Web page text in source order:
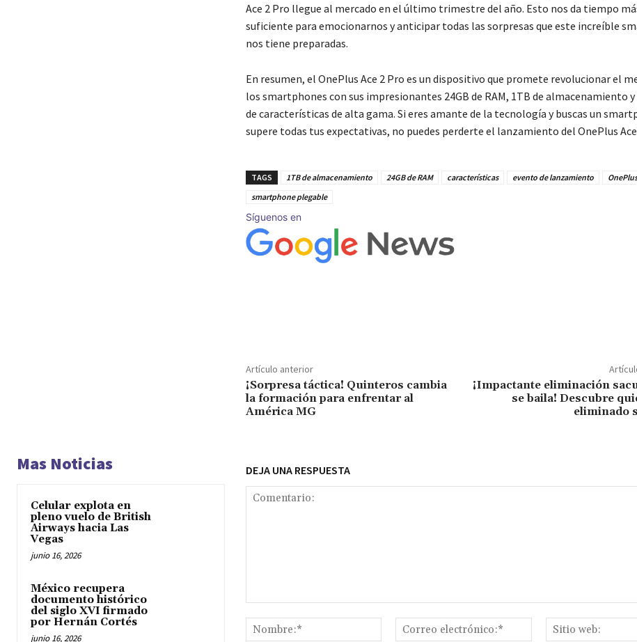
Ace 2 Pro llegue al mercado en el último trimestre del año. Esto nos da tiempo
suficiente para emocionarnos y anticipar todas las sorpresas que este increíble
nos tiene preparadas.
En resumen, el OnePlus Ace 2 Pro es un dispositivo que promete revolucionar el
los smartphones con sus impresionantes 24GB de RAM, 1TB de almacenamiento y
de características de alta gama. Si eres amante de la tecnología y buscas un
supere todas tus expectativas, no puedes perderte el lanzamiento del OnePlus
TAGS 1TB de almacenamiento 24GB de RAM características evento de lanzamiento
smartphone plegable
Síguenos en
Artículo anterior
¡Sorpresa táctica! Quinteros cambia
la formación para enfrentar al
América MG
¡Impactante eliminación
se baila! Descubre
eliminado
Mas Noticias
Celular explota en
pleno vuelo de British
Airways hacia Las
Vegas
junio 16, 2026
México recupera
documento histórico
del siglo XVI firmado
por Hernán Cortés
junio 16, 2026
DEJA UNA RESPUESTA
Nombre:*
Correo
electrónico:*